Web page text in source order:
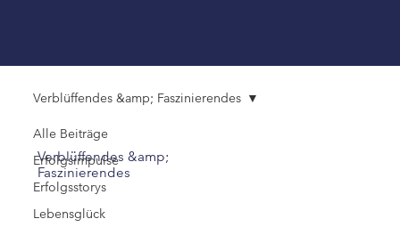
Alle Beiträge
Erfolgsimpulse
Erfolgsstorys
Lebensglück
Verblüffendes &amp; Faszinierendes
Verblüffendes &amp;
Faszinierendes